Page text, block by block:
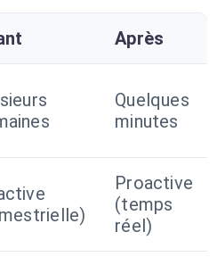
Après
Quelques
minutes
Proactive
(temps
réel)